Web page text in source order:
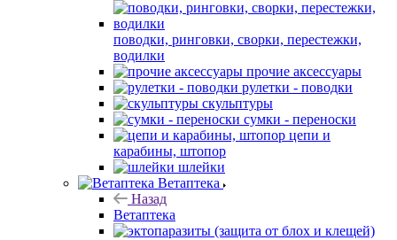
поводки, ринговки, сворки, перестежки,
водилки
прочие аксессуары
рулетки - поводки
скульптуры
сумки - переноски
цепи и
карабины, штопор
шлейки
Ветаптека
Назад
Ветаптека